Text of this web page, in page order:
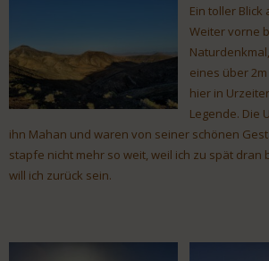
Ein toller Blick
Weiter vorne
eines über
hier in
Legende. Die
ihn Mahan und waren von seiner schönen
stapfe nicht mehr so weit, weil ich zu spät dran
will ich zurück sein.